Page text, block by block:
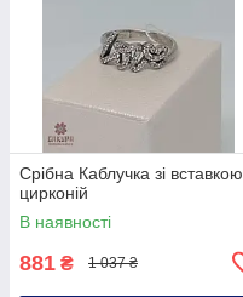
Срібна Каблучка зі вставкою
цирконій
В наявності
881 ₴ 1 037 ₴